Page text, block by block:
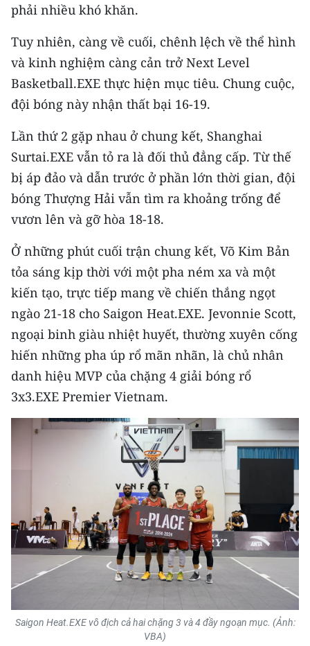
phải nhiều khó khăn.
Tuy nhiên, càng về cuối, chênh lệch về thể hình
và kinh nghiệm càng cản trở Next Level
Basketball.EXE thực hiện mục tiêu. Chung cuộc,
đội bóng này nhận thất bại 16-19.
Lần thứ 2 gặp nhau ở chung kết, Shanghai
Surtai.EXE vẫn tỏ ra là đối thủ đẳng cấp. Từ thế
bị áp đảo và dẫn trước ở phần lớn thời gian, đội
bóng Thượng Hải vẫn tìm ra khoảng trống để
vươn lên và gỡ hòa 18-18.
Ở những phút cuối trận chung kết, Võ Kim Bản
tỏa sáng kịp thời với một pha ném xa và một
kiến tạo, trực tiếp mang về chiến thắng ngọt
ngào 21-18 cho Saigon Heat.EXE. Jevonnie Scott,
ngoại binh giàu nhiệt huyết, thường xuyên cống
hiến những pha úp rổ mãn nhãn, là chủ nhân
danh hiệu MVP của chặng 4 giải bóng rổ
3x3.EXE Premier Vietnam.
Saigon Heat.EXE vô địch cả hai chặng 3 và 4 đầy ngoạn mục. (Ảnh:
VBA)